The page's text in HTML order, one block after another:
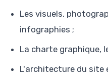
Les visuels,
infographies ;
La charte graphique,
L'architecture du site